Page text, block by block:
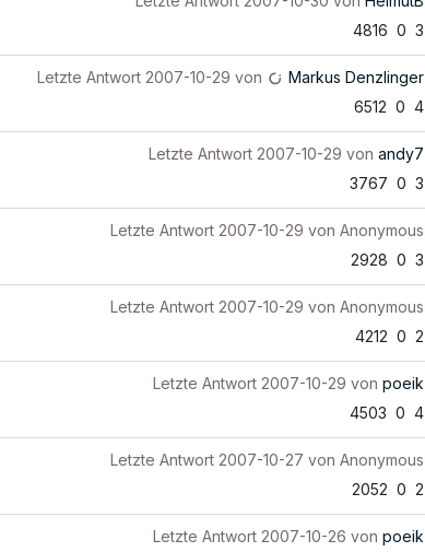
4816 0 3
Letzte Antwort 2007-10-29 von Markus Denzlinger
6512 0 4
Letzte Antwort 2007-10-29 von andy7
3767 0 3
Letzte Antwort 2007-10-29 von Anonymous
2928 0 3
Letzte Antwort 2007-10-29 von Anonymous
4212 0 2
Letzte Antwort 2007-10-29 von poeik
4503 0 4
Letzte Antwort 2007-10-27 von Anonymous
2052 0 2
Letzte Antwort 2007-10-26 von poeik